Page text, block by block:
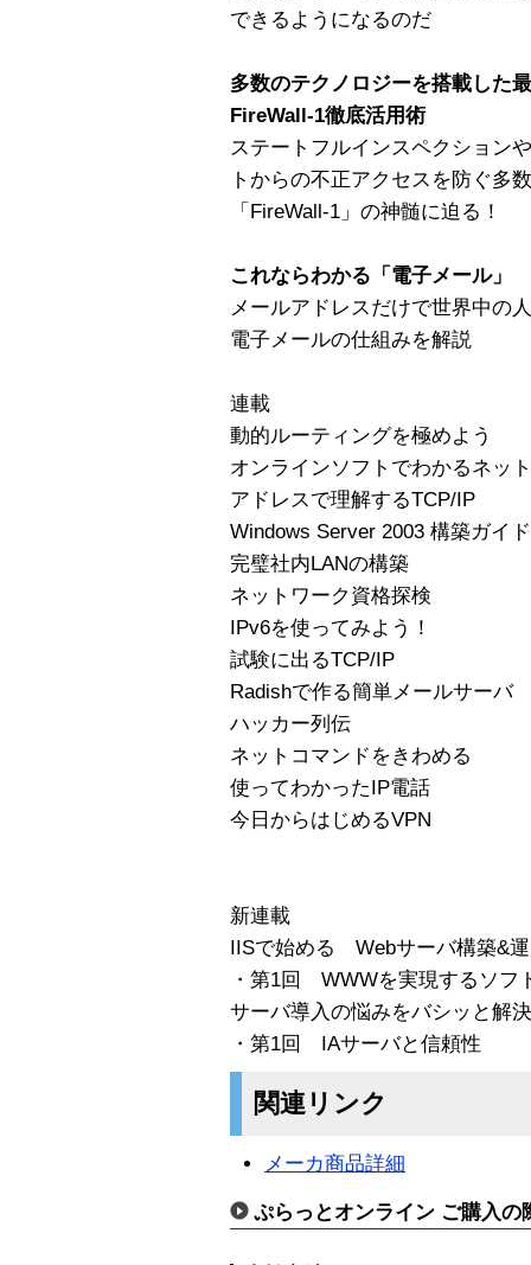
できるようになるのだ
多数のテクノロジーを搭載した
FireWall-1徹底活用術
ステートフルインスペクション
トからの不正アクセスを防ぐ多
「FireWall-1」の神髄に迫る！
これならわかる「電子メール」
メールアドレスだけで世界中の
電子メールの仕組みを解説
連載
動的ルーティングを極めよう
オンラインソフトでわかるネッ
アドレスで理解するTCP/IP
Windows Server 2003 構築ガイド
完璧社内LANの構築
ネットワーク資格探検
IPv6を使ってみよう！
試験に出るTCP/IP
Radishで作る簡単メールサーバ
ハッカー列伝
ネットコマンドをきわめる
使ってわかったIP電話
今日からはじめるVPN
新連載
IISで始める Webサーバ構築&
・第1回 WWWを実現するソフ
サーバ導入の悩みをバシッと解
・第1回 IAサーバと信頼性
関連リンク
メーカ商品詳細
ぷらっとオンライン ご購入の